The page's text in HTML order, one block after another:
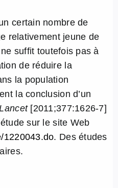
certain nombre de
relativement jeune de
suffit toutefois pas à
de réduire la
la population
la conclusion d’un
[2011;377:1626-7]
sur le site Web
1220043.do. Des études